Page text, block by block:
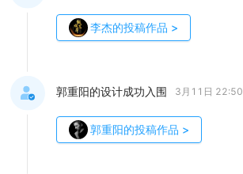
李杰的投稿作品 >
郭重阳的设计成功入围 3月11日 22:50
郭重阳的投稿作品 >